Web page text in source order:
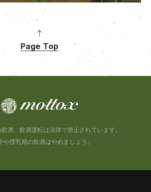
Page Top
酒、飲酒運転は法律で禁止されています。
や授乳期の飲酒はやめましょう。